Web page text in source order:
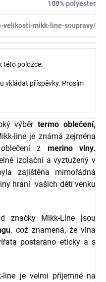
100% polyester
velikosti-mikk-line-soupravy/
této položce.
vkládat příspěvky. Prosím
výběrtermo oblečení,
line je známá zejména
z merino vlny.
izolační a vyztužený v
zajištěna mimořádná
hraní vašich dětí venku
značky Mikk-Line jsou
, což znamená, že vlna
postaráno eticky a s
line je velmi příjemné na